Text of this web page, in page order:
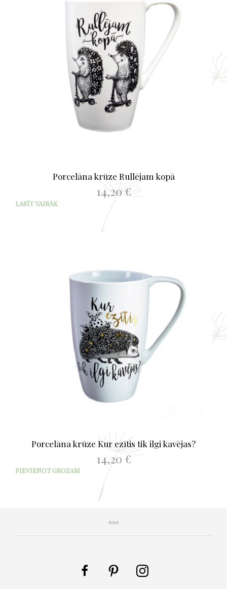
Porcelāna krūze Rullējam kopā
14,20€
LASĪT VAIRĀK
Porcelāna krūze Kur ezītis tik ilgi kavējas?
14,20 €
PIEVIENOT GROZAM